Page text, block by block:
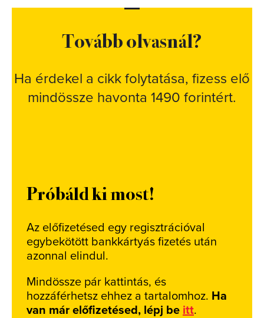
Tovább olvasnál?
Ha érdekel a cikk folytatása, fizess elő
mindössze havonta 1490 forintért.
Próbáld ki most!
Az előfizetésed egy regisztrációval
egybekötött bankkártyás fizetés után
azonnal elindul.
Mindössze pár kattintás, és
hozzáférhetsz ehhez a tartalomhoz. Ha
van már előfizetésed, lépj be itt.